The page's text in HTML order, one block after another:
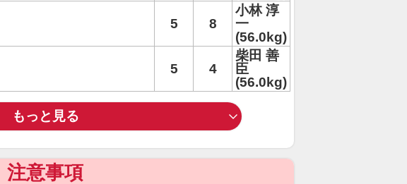
5 8
小林 淳
一
(56.0kg)
5 4
柴田 善
臣
(56.0kg)
もっと見る
注意事項